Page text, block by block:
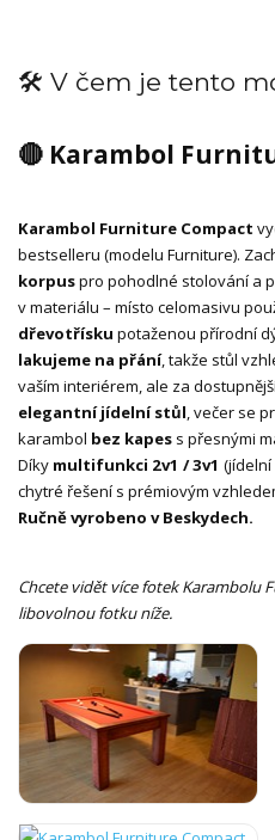
🛠️ V čem je tento
🔴 Karambol
Karambol Furniture Compact
bestselleru (modelu Furniture).
korpuspro pohodlné stolování a
v materiálu – místo celomasivu
dřevotřísku potaženou přírodní
lakujeme na přání, takže stůl
vaším interiérem, ale za
elegantní jídelní stůl, večer se
karambol bez kapes s přesnými
Díky multifunkci 2v1 / 3v1 (jídelní
chytré řešení s prémiovým
Ručně vyrobeno v Beskydech.
Chcete vidět více fotek Karambolu
libovolnou fotku níže.